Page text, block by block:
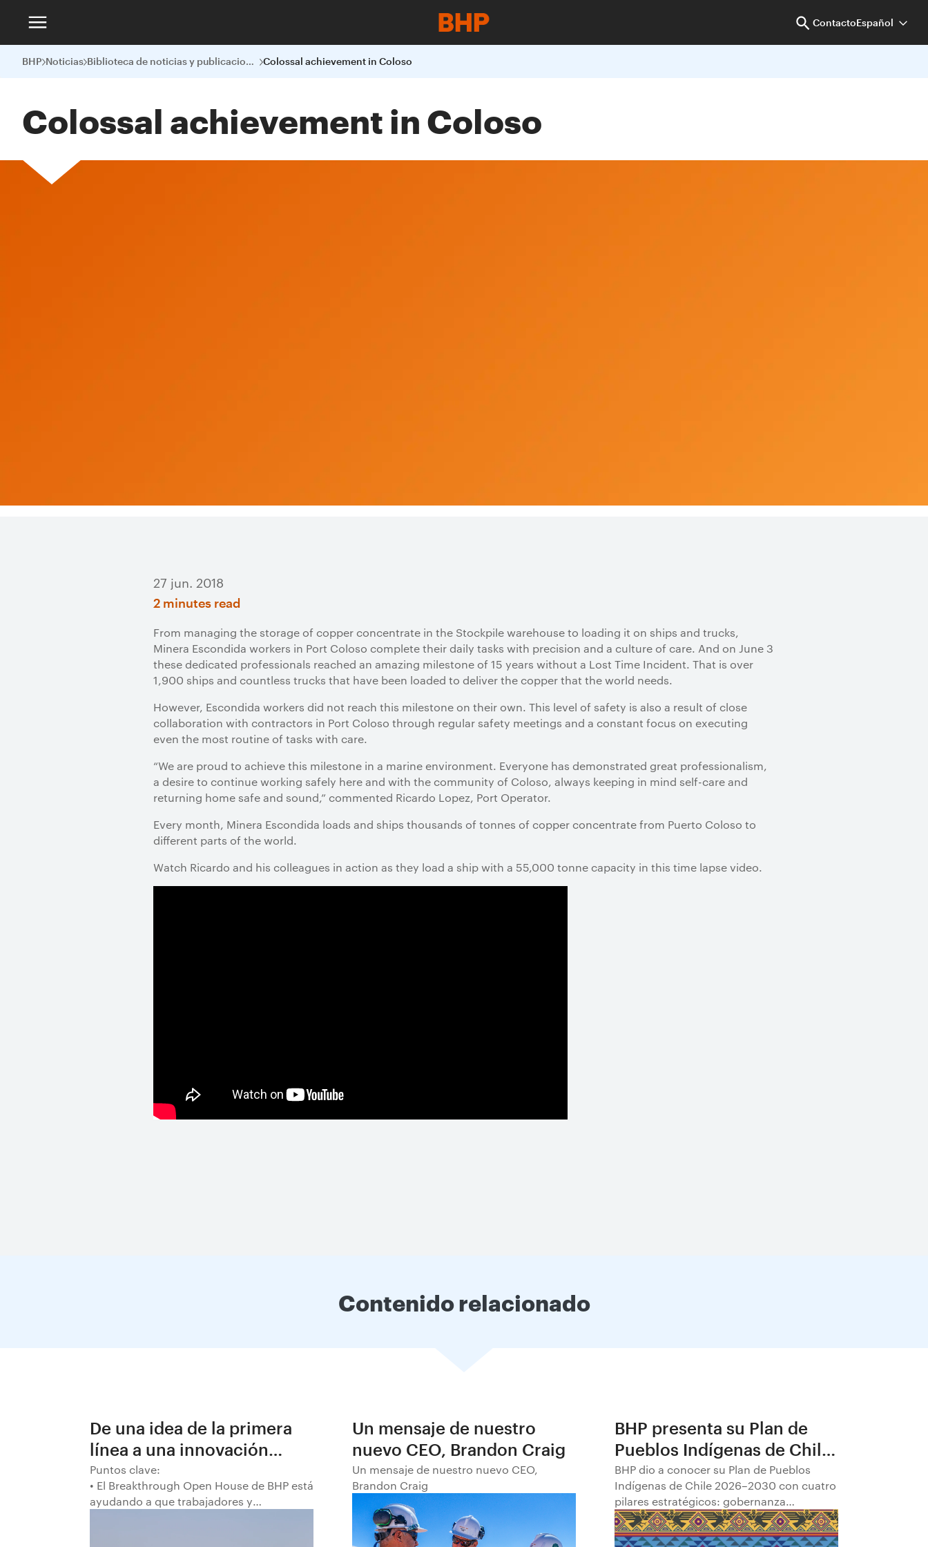
ContactoEspañol
BHP Noticias Biblioteca de noticias y publicaciones Colossal achievement in Coloso
Colossal achievement in Coloso
27 jun. 2018
2 minutes read
From managing the storage of copper concentrate in the Stockpile warehouse to loading it on ships and trucks,
Minera Escondida workers in Port Coloso complete their daily tasks with precision and a culture of care. And on June 3
these dedicated professionals reached an amazing milestone of 15 years without a Lost Time Incident. That is over
1,900 ships and countless trucks that have been loaded to deliver the copper that the world needs.
However, Escondida workers did not reach this milestone on their own. This level of safety is also a result of close
collaboration with contractors in Port Coloso through regular safety meetings and a constant focus on executing
even the most routine of tasks with care.
“We are proud to achieve this milestone in a marine environment. Everyone has demonstrated great professionalism,
a desire to continue working safely here and with the community of Coloso, always keeping in mind self-care and
returning home safe and sound,” commented Ricardo Lopez, Port Operator.
Every month, Minera Escondida loads and ships thousands of tonnes of copper concentrate from Puerto Coloso to
different parts of the world.
Watch Ricardo and his colleagues in action as they load a ship with a 55,000 tonne capacity in this time lapse video.
Contenido relacionado
De una idea de la primera
línea a una innovación
decisiva en BHP
Puntos clave:
• El Breakthrough Open House de BHP está
ayudando a que trabajadores y
Un mensaje de nuestro
nuevo CEO, Brandon Craig
Un mensaje de nuestro nuevo CEO,
Brandon Craig
BHP presenta su Plan de
Pueblos Indígenas de Chile
2026–2030
BHP dio a conocer su Plan de Pueblos
Indígenas de Chile 2026–2030 con cuatro
pilares estratégicos: gobernanza
comunitaria; transparencia y
participación; empleabilidad y